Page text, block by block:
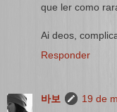
que ler como
Ai deos,
Responder
바보
19 de